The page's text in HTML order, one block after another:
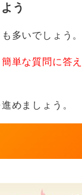
、リサーチ職
されるのが特徴
てみてください
う
多いでしょう。
簡単な質問に答
めましょう。